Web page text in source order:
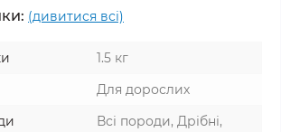
(дивитися всі)
1.5 кг
Для дорослих
Всі породи, Дрібні,